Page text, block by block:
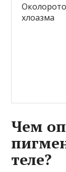
хлоазма
Чем
теле?